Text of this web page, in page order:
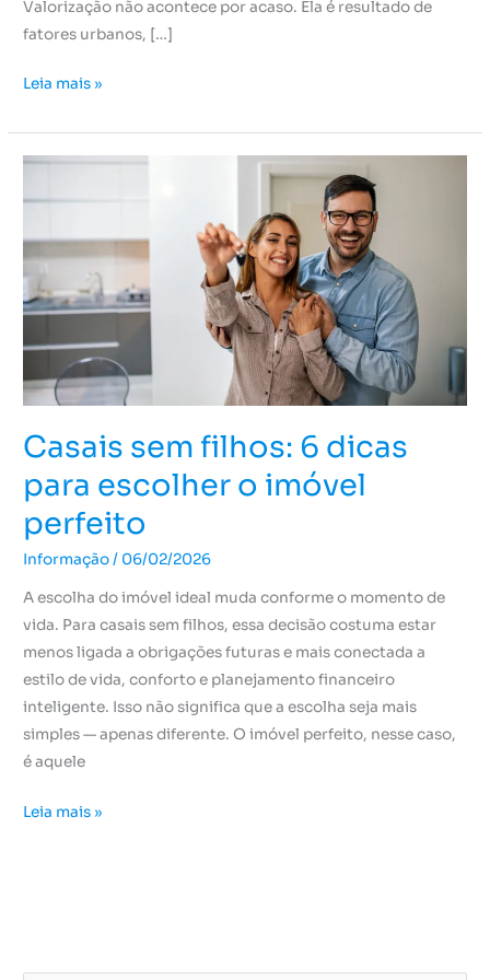
Valorização não acontece por acaso. Ela é resultado de
fatores urbanos, […]
Leia mais »
Casais sem filhos: 6 dicas
para escolher o imóvel
perfeito
Informação/ 06/02/2026
A escolha do imóvel ideal muda conforme o momento de
vida. Para casais sem filhos, essa decisão costuma estar
menos ligada a obrigações futuras e mais conectada a
estilo de vida, conforto e planejamento financeiro
inteligente. Isso não significa que a escolha seja mais
simples — apenas diferente. O imóvel perfeito, nesse caso,
é aquele
Casais
sem
dicas
para
imóvel
Leia mais »